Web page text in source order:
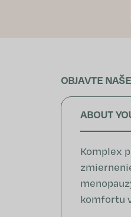
OBJAVTE
ABOUT
Komplex
komfortu